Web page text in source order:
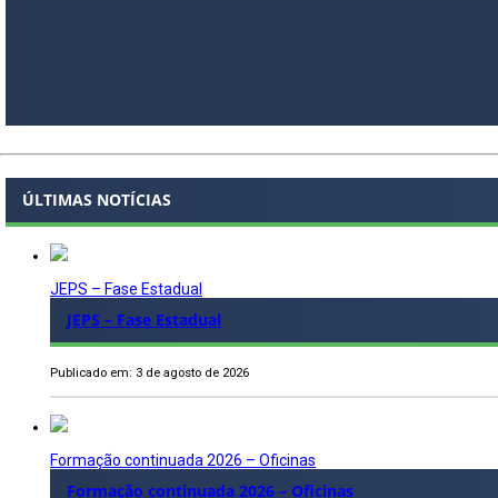
ÚLTIMAS NOTÍCIAS
JEPS – Fase Estadual
JEPS – Fase Estadual
Publicado em: 3 de agosto de 2026
Formação continuada 2026 – Oficinas
Formação continuada 2026 – Oficinas